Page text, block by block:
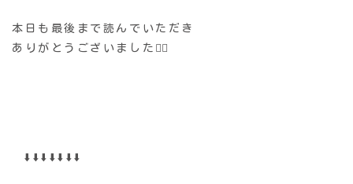
本日も最後まで読んでいただき
ありがとうございました🙇‍♂️
⬇️⬇️⬇️⬇️⬇️⬇️⬇️